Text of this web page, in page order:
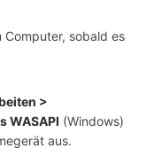
Computer, sobald es
>
WASAPI (Windows)
aus.